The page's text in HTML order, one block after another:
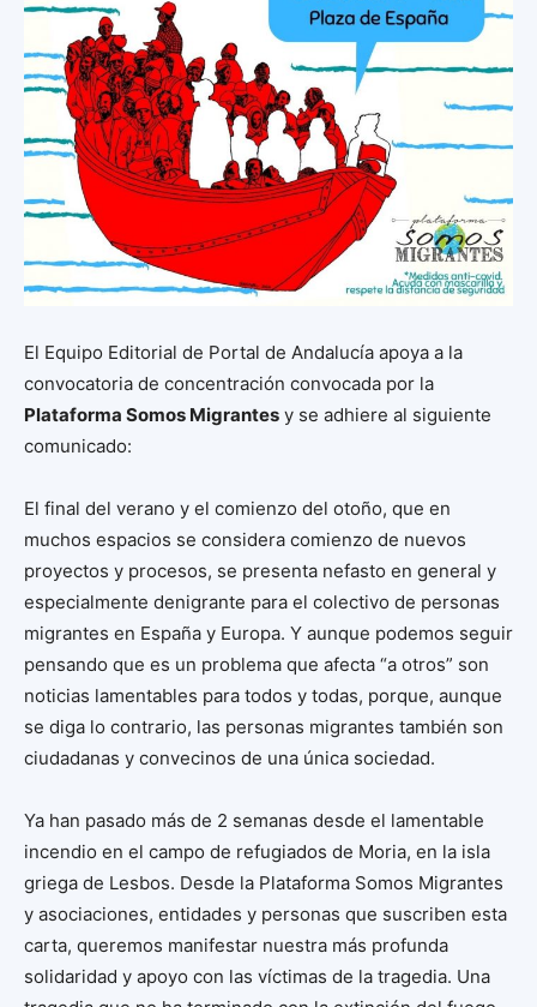
El Equipo Editorial de Portal de Andalucía apoya a la
convocatoria de concentración convocada por la
Plataforma Somos Migrantes y se adhiere al siguiente
comunicado:
El final del verano y el comienzo del otoño, que en
muchos espacios se considera comienzo de nuevos
proyectos y procesos, se presenta nefasto en general y
especialmente denigrante para el colectivo de personas
migrantes en España y Europa. Y aunque podemos seguir
pensando que es un problema que afecta “a otros” son
noticias lamentables para todos y todas, porque, aunque
se diga lo contrario, las personas migrantes también son
ciudadanas y convecinos de una única sociedad.
Ya han pasado más de 2 semanas desde el lamentable
incendio en el campo de refugiados de Moria, en la isla
griega de Lesbos. Desde la Plataforma Somos Migrantes
y asociaciones, entidades y personas que suscriben esta
carta, queremos manifestar nuestra más profunda
solidaridad y apoyo con las víctimas de la tragedia. Una